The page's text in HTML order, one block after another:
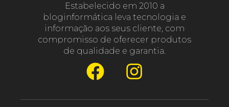
Estabelecido em 2010 a
bloginformática leva tecnologia e
informação aos seus cliente, com
compromisso de oferecer produtos
de qualidade e garantia.